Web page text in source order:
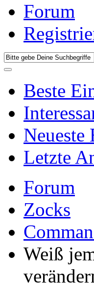
Forum
Beste
Neueste
Letzte
Forum
Zocks
Weiß